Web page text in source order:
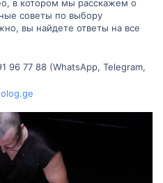
в котором мы расскажем о
советы по выбору
вы найдете ответы на все
96 77 88 (WhatsApp, Telegram,